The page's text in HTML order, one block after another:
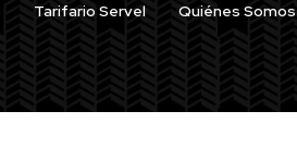
Tarifario Servel Quiénes Somos